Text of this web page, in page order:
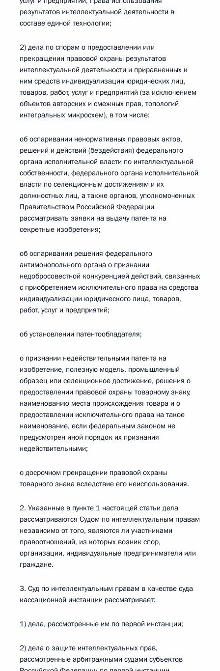
результатов интеллектуальной деятельности в
составе единой технологии;
2) дела по спорам о предоставлении или
прекращении правовой охраны результатов
интеллектуальной деятельности и приравненных к
ним средств индивидуализации юридических лиц,
товаров, работ, услуг и предприятий (за исключением
объектов авторских и смежных прав, топологий
интегральных микросхем), в том числе:
об оспаривании ненормативных правовых актов,
решений и действий (бездействия) федерального
органа исполнительной власти по интеллектуальной
собственности, федерального органа исполнительной
власти по селекционным достижениям и их
должностных лиц, а также органов, уполномоченных
Правительством Российской Федерации
рассматривать заявки на выдачу патента на
секретные изобретения;
об оспаривании решения федерального
антимонопольного органа о признании
недобросовестной конкуренцией действий, связанных
с приобретением исключительного права на средства
индивидуализации юридического лица, товаров,
работ, услуг и предприятий;
об установлении патентообладателя;
о признании недействительными патента на
изобретение, полезную модель, промышленный
образец или селекционное достижение, решения о
предоставлении правовой охраны товарному знаку,
наименованию места происхождения товара и о
предоставлении исключительного права на такое
наименование, если федеральным законом не
предусмотрен иной порядок их признания
недействительными;
о досрочном прекращении правовой охраны
товарного знака вследствие его неиспользования.
2. Указанные в пункте 1 настоящей статьи дела
рассматриваются Судом по интеллектуальным правам
независимо от того, являются ли участниками
правоотношений, из которых возник спор,
организации, индивидуальные предприниматели или
граждане.
3. Суд по интеллектуальным правам в качестве суда
кассационной инстанции рассматривает:
1) дела, рассмотренные им по первой инстанции;
2) дела о защите интеллектуальных прав,
рассмотренные арбитражными судами субъектов